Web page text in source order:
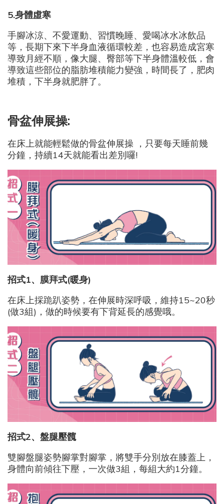
5.身體虛寒
手腳冰涼、不愛運動、習慣晚睡、愛喝冰水冰飲品
等，長期下來下半身血液循環較差，也容易造成宮寒
導致月經不順，像大腿、臀部等下半身體溫較低，會
導致這些部位的脂肪堆積能力變強，時間長了，肥肉
堆積，下半身就肥胖了。
骨盆伸展操:
在床上就能輕鬆做的骨盆伸展操 ，只要每天睡前幾
分鐘，持續14天就能看出差別囉!
招式1、膜拜式(暖身)
在床上採跪趴姿勢，在伸展時深呼吸，維持15~20秒
(做3組)，做的時候要有下背延長的感覺哦。
招式2、盤腿壓髖
雙腳盤腿姿勢腳掌對腳掌，將雙手分別放在膝蓋上，
身體向前傾往下壓，一次做3組，每組大約1分鐘。